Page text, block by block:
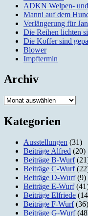
ADKN Welpen-
Manni auf dem
Verlängerung für
Die Reihen lichten
Die Koffer sind
Blower
Impftermin
Archiv
Archiv
Kategorien
Ausstellungen (31)
Beiträge Alfred (20)
Beiträge B-Wurf
Beiträge C-Wurf
Beiträge D-Wurf(9)
Beiträge E-Wurf
Beiträge Elfriede
Beiträge F-Wurf(36)
Beiträge G-Wurf